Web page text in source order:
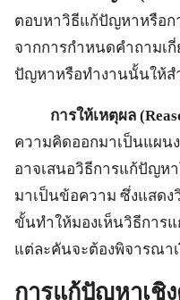
ตอบหาวิธีแก้ปัญหาหรือก
จากการกำหนดคำถามเ
ปัญหาหรือทำงานนั้นให้ส
การให้เหตุผล
ความคิดออกมาเป็นแผน
อาจเสนอวิธีการแก้ปัญห
มาเป็นข้อความ ซึ่งแสด
ขั้นทำให้มองเห็นวิธีการ
แต่ละคันจะต้องพิจารณา
การแก้ปัญหาเชิ